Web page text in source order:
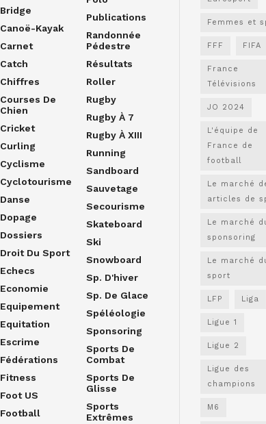
Bridge
Canoë-Kayak
Carnet
Catch
Chiffres
Courses De
Chien
Cricket
Curling
Cyclisme
Cyclotourisme
Danse
Dopage
Dossiers
Droit Du Sport
Echecs
Economie
Equipement
Equitation
Escrime
Fédérations
Fitness
Foot US
Football
Publications
Randonnée
Pédestre
Résultats
Roller
Rugby
Rugby À 7
Rugby À XIII
Running
Sandboard
Sauvetage
Secourisme
Skateboard
Ski
Snowboard
Sp. D'hiver
Sp. De Glace
Spéléologie
Sponsoring
Sports De
Combat
Sports De
Glisse
Sports
Extrêmes
Femmes et
FFF FIFA
France
Télévisions
JO 2024
L'équipe de
France de
football
Le marché
articles de
Le marché
sponsoring
Le marché
sport
LFP Liga
Ligue 1
Ligue 2
Ligue des
champions
M6